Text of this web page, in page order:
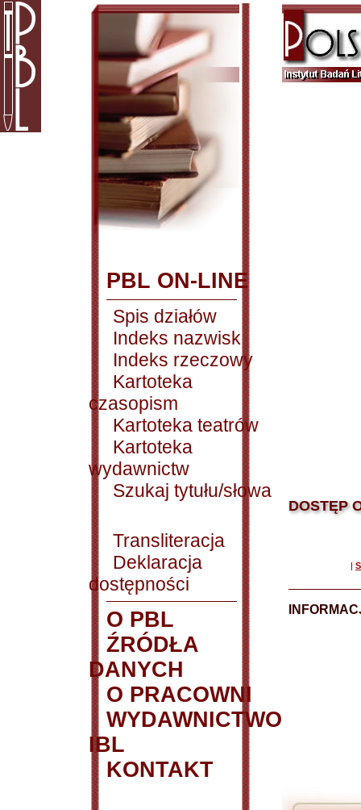
PBL ON-LINE
Spis działów
Indeks nazwisk
Indeks rzeczowy
Kartoteka
czasopism
Kartoteka teatrów
Kartoteka
wydawnictw
Szukaj tytułu/słowa
Transliteracja
Deklaracja
dostępności
O PBL
ŹRÓDŁA
DANYCH
O PRACOWNI
WYDAWNICTWO
IBL
KONTAKT
DOSTĘP
|